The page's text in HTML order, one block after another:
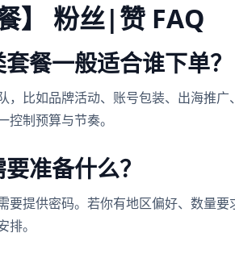
】 粉丝|赞 FAQ
餐一般适合谁下单？
比如品牌活动、账号包装、出海推
制预算与节奏。
准备什么？
提供密码。若你有地区偏好、数量
。